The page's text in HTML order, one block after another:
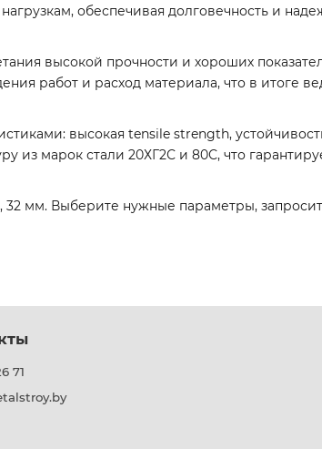
обеспечивая долговечность и
высокой прочности и хороших
работ и расход материала, что в итоге
высокая tensile strength,
из марок стали 20ХГ2С и 80С, что
32 мм. Выберите нужные параметры,
71